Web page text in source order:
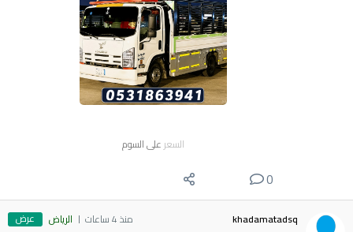
السعر على السوم
0
khadamatadsq منذ 4 ساعات الرياض عرض